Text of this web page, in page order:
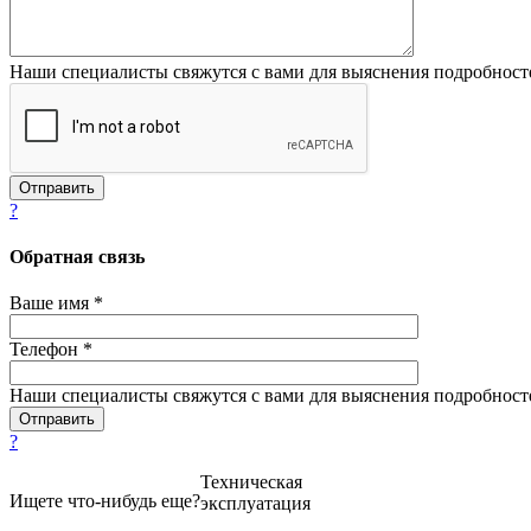
Наши специалисты свяжутся с вами для выяснения
?
Обратная связь
Ваше имя *
Телефон *
Наши специалисты свяжутся с вами для выяснения
?
Ищете что-нибудь еще?
Техническая
эксплуатация